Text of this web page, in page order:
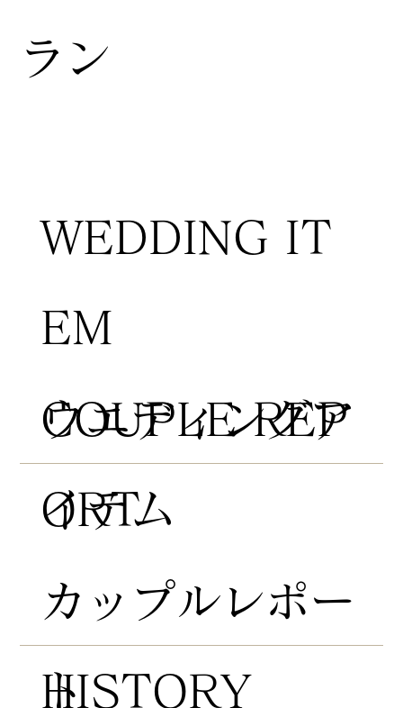
HISTORY
COUPLE REP
ORT
ラン
​カップルレポー
ト
WEDDING IT
EM
​ウエディングア
イテム